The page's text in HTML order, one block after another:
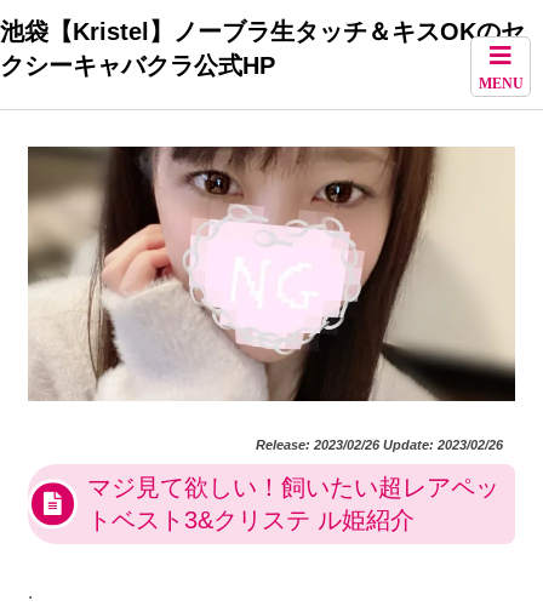
MENU
池袋【Kristel】ノーブラ生タッチ＆キスOKのセ
クシーキャバクラ公式HP
Release: 2023/02/26 Update: 2023/02/26
マジ見て欲しい！飼いたい超レアペッ
トベスト3&クリステ ル姫紹介
.